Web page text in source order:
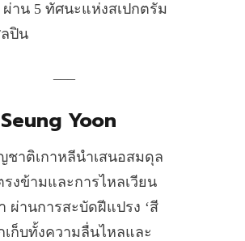
าน 5 ทัศนะแห่งสเปกตรัม
ปิน
Yoon
ชาติเกาหลีนำเสนอสมดุล
งข้ามและการไหลเวียน
ผ่านการสะบัดฝีแปรง ‘สี
เก็บทั้งความลื่นไหลและ